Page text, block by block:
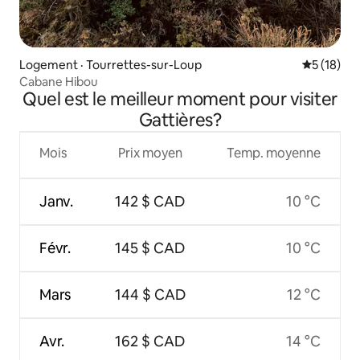
Logement · Tourrettes-sur-Loup Note
5 (18)
Cabane Hibou
Quel est le meilleur moment pour visiter
Gattières?
Mois
Janv.
Févr.
Mars
Avr.
Prix moyen
142 $ CAD
145 $ CAD
144 $ CAD
162 $ CAD
Temp. moyenne
10 °C
10 °C
12 °C
14 °C